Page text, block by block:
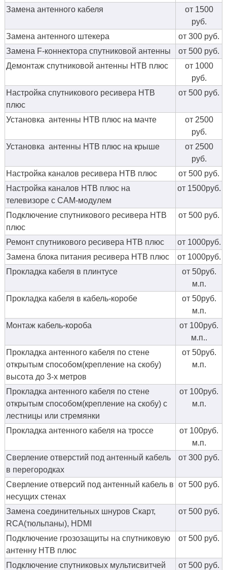
Замена антенного кабеля
от 1500
руб.
Замена антенного штекера
от 300 руб.
Замена F-коннектора спутниковой антенны
от 500 руб.
Демонтаж спутниковой антенны НТВ плюс
от 1000
руб.
Настройка спутникового ресивера НТВ
плюс
от 500 руб.
Установка антенны НТВ плюс на мачте
от 2500
руб.
Установка антенны НТВ плюс на крыше
от 2500
руб.
Настройка каналов ресивера НТВ плюс
от 500 руб.
Настройка каналов НТВ плюс на
телевизоре с CAM-модулем
от 1500руб.
Подключение спутникового ресивера НТВ
плюс
от 500 руб.
Ремонт спутникового ресивера НТВ плюс
от 1000руб.
Замена блока питания ресивера НТВ плюс
от 1000руб.
Прокладка кабеля в плинтусе
от 50руб.
м.п.
Прокладка кабеля в кабель-коробе
от 50руб.
м.п.
Монтаж кабель-короба
от 100руб.
м.п..
Прокладка антенного кабеля по стене
открытым способом(крепление на скобу)
высота до 3-х метров
от 50руб.
м.п.
Прокладка антенного кабеля по стене
открытым способом(крепление на скобу) с
лестницы или стремянки
от 100руб.
м.п.
Прокладка антенного кабеля на троссе
от 100руб.
м.п.
Сверление отверстий под антенный кабель
в перегородках
от 300 руб.
Сверление отверсий под антенный кабель в
несущих стенах
от 500 руб.
Замена соединительных шнуров Скарт,
RCA(тюльпаны), HDMI
от 500 руб.
Подключение грозозащиты на спутниковую
антенну НТВ плюс
от 500 руб.
Подключение спутниковых мультисвитчей
от 500 руб.